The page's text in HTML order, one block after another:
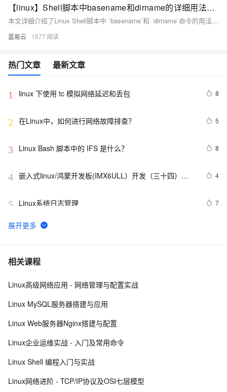
【linux】Shell脚本中basename和dirname的详细用法教程
本文详细介绍了Linux Shell脚本中 `basename`和 `dirname`命令的用法，包括去除路径信息、去除后缀、批量处理文件名和路径等。同时，通过文件备份和日志文件分离的实践应用，展示了这两个命令在实际脚本中的应用场景。希望本文能帮助您更好地理解和应用 `basename`和 `dirname`命令，提高Shell脚本编写的效率和灵活性。
蓝易云 1577
热门文章 最新文章
1 linux 下使用 tc 模拟网络延迟和丢包 8
2 5
3 Linux Bash 脚本中的 IFS 是什么？ 8
4 嵌入式linux/鸿蒙开发板(IMX6ULL）开发（三十四）
4
5 Linux系统日志管理 7
6 VMware安装Linux第一天
7 linux DHCP
8 Linux系统命令归纳
10 每日一个计算机小知识：Linux
相关课程
Linux高级网络应用 - 网络管理与配置实战
Linux MySQL服务器搭建与应用
Linux Web服务器Nginx搭建与配置
Linux企业运维实战 - 入门及常用命令
Linux Shell 编程入门与实战
Linux网络进阶 - TCP/IP协议及OSI七层模型